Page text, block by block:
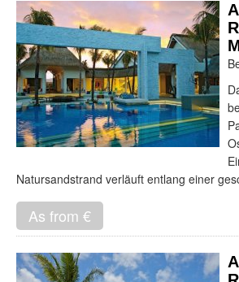
Natursandstrand verläuft entlang einer
As from €